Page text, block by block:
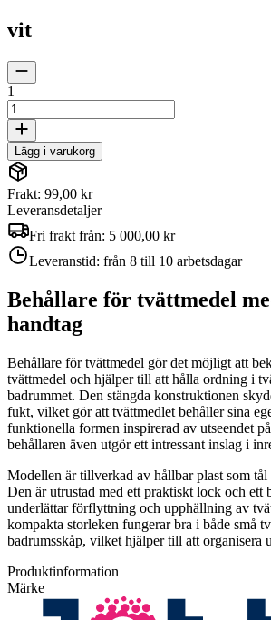
vit
1
Lägg i varukorg
Frakt: 99,00 kr
Leveransdetaljer
Fri frakt från: 5 000,00 kr
Leveranstid: från 8 till 10 arbetsdagar
Behållare för tvättmedel
handtag
Behållare för tvättmedel gör det möjligt att
tvättmedel och hjälper till att hålla ordning i
badrummet. Den stängda konstruktionen
fukt, vilket gör att tvättmedlet behåller sina
funktionella formen inspirerad av utseendet
behållaren även utgör ett intressant inslag i
Modellen är tillverkad av hållbar plast som
Den är utrustad med ett praktiskt lock och ett
underlättar förflyttning och upphällning av
kompakta storleken fungerar bra i både små
badrumsskåp, vilket hjälper till att organisera
Produktinformation
Märke